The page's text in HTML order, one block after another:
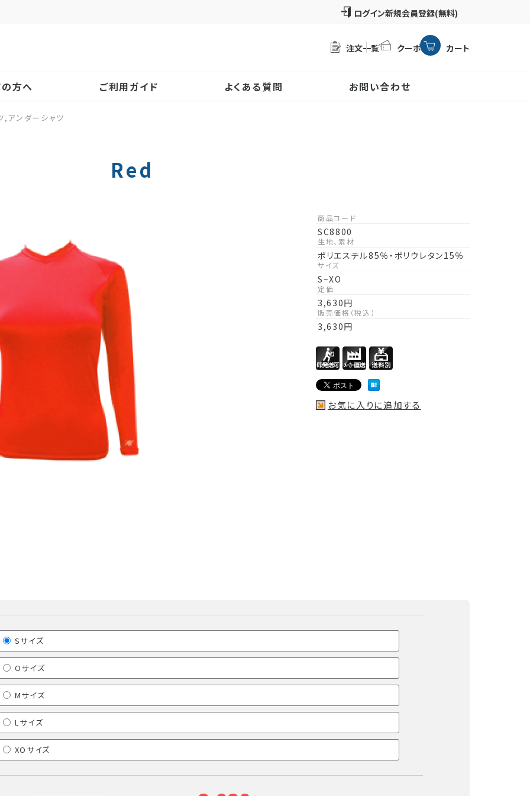
新規会員登録(無料)
注文一覧 クーポン カート
方へ ご利用ガイド よくある質問 お問い合わせ
,アンダーシャツ
Red
商品コード
SC8800
生地、素材
ポリエステル85％・ポリウレタン15％
サイズ
S~XO
定価
3,630円
販売価格（税込）
3,630円
お気に入りに追加する
Sサイズ
Oサイズ
Mサイズ
Lサイズ
XOサイズ